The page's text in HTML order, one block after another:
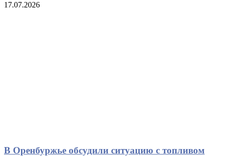
17.07.2026
В Оренбуржье обсудили ситуацию с топливом